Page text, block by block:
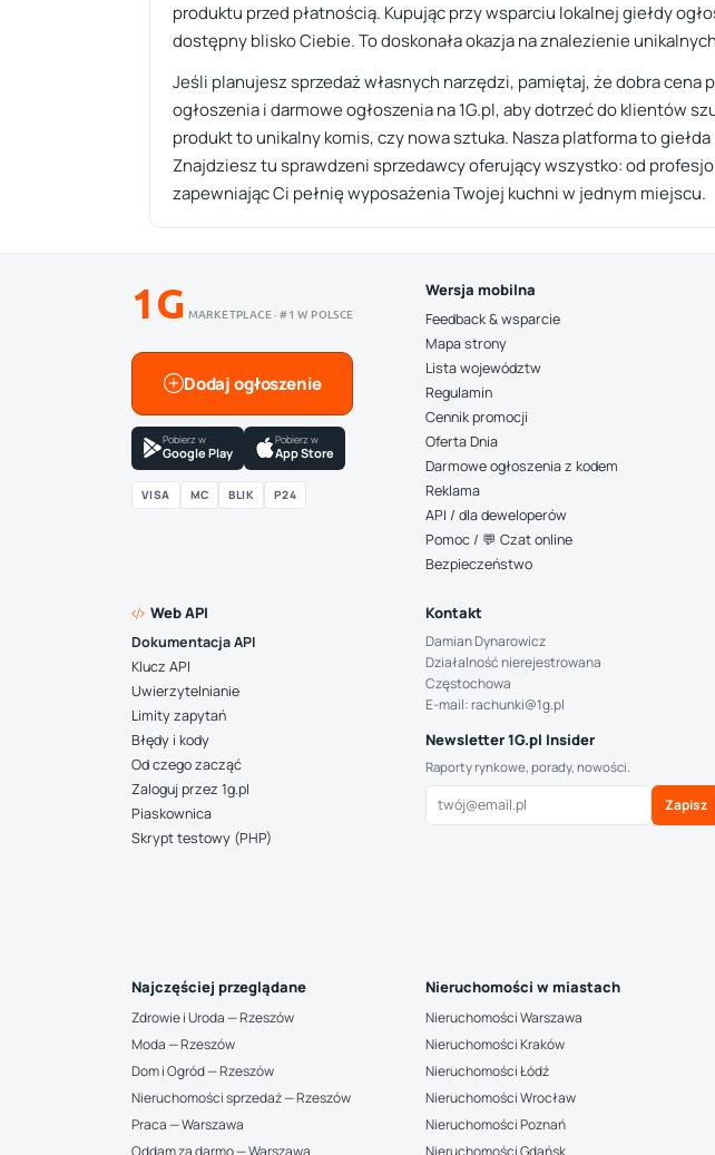
produktu przed płatnością. Kupując przy wsparciu lokalnej giełdy
dostępny blisko Ciebie. To doskonała okazja na znalezienie
Jeśli planujesz sprzedaż własnych narzędzi, pamiętaj, że dobra
ogłoszenia i darmowe ogłoszenia na 1G.pl, aby dotrzeć do klientów
produkt to unikalny komis, czy nowa sztuka. Nasza platforma to
Znajdziesz tu sprawdzeni sprzedawcy oferujący wszystko: od
zapewniając Ci pełnię wyposażenia Twojej kuchni w jednym miejscu.
1G MARKETPLACE · #1 W POLSCE
Dodaj ogłoszenie
Pobierz w
Google Play
Pobierz w
App Store
VISA MC BLIK P24
Wersja mobilna
Feedback & wsparcie
Mapa strony
Lista województw
Regulamin
Cennik promocji
Oferta Dnia
Darmowe ogłoszenia z kodem
Reklama
API / dla deweloperów
Pomoc / 💬 Czat online
Bezpieczeństwo
Web API
Dokumentacja API
Klucz API
Uwierzytelnianie
Limity zapytań
Błędy i kody
Od czego zacząć
Zaloguj przez 1g.pl
Piaskownica
Skrypt testowy (PHP)
Kontakt
Damian Dynarowicz
Działalność nierejestrowana
Częstochowa
E-mail: rachunki@1g.pl
Newsletter 1G.pl Insider
Raporty rynkowe, porady, nowości.
Zapisz
Najczęściej przeglądane
Zdrowie i Uroda — Rzeszów
Moda — Rzeszów
Dom i Ogród — Rzeszów
Nieruchomości sprzedaż — Rzeszów
Praca — Warszawa
Oddam za darmo — Warszawa
Nieruchomości w miastach
Nieruchomości Warszawa
Nieruchomości Kraków
Nieruchomości Łódź
Nieruchomości Wrocław
Nieruchomości Poznań
Nieruchomości Gdańsk